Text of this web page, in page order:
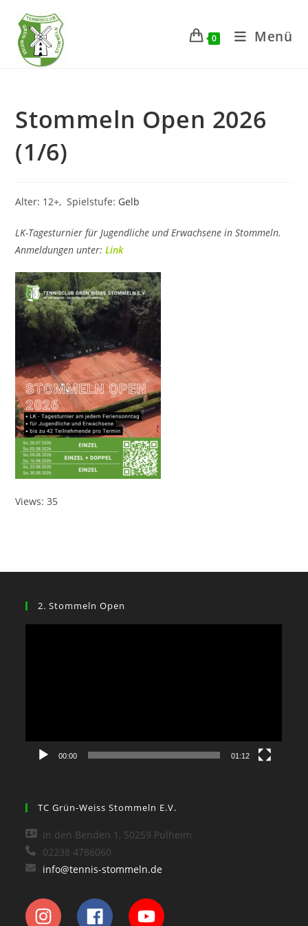
Inhalt
springen
0 Menü
Stommeln Open 2026
(1/6)
Alter: 12+, Spielstufe: Gelb
LK-Tagesturnier für Jugendliche und Erwachsene in Stommeln.
Anmeldungen unter:Link
Views: 35
2. Stommeln Open
00:00 01:12
TC Grün-Weiss Stommeln E.V.
In den Benden 1, 50259 Pulheim
02238 4786060
info@tennis-stommeln.de